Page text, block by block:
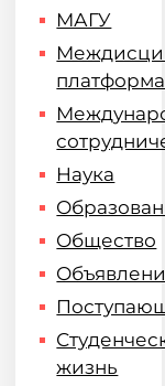
МАГУ
платформа
Наука
Общество
жизнь